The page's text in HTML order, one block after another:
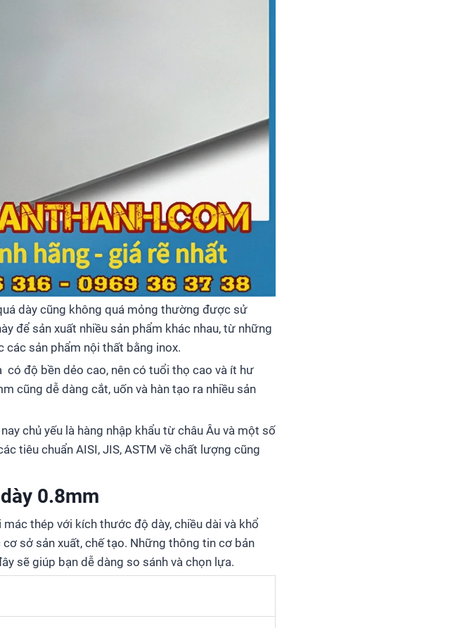
dày cũng không quá mỏng thường được sử
để sản xuất nhiều sản phẩm khác nhau, từ những
các sản phẩm nội thất bằng inox.
độ bền dẻo cao, nên có tuổi thọ cao và ít hư
cũng dễ dàng cắt, uốn và hàn tạo ra nhiều sản
chủ yếu là hàng nhập khẩu từ châu Âu và một số
tiêu chuẩn AISI, JIS, ASTM về chất lượng cũng
0.8mm
thép với kích thước độ dày, chiều dài và khổ
sở sản xuất, chế tạo. Những thông tin cơ bản
sẽ giúp bạn dễ dàng so sánh và chọn lựa.